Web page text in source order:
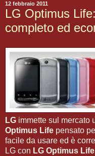
12 febbraio 2011
LG Optimus
completo ed
LG immette sul mercato
Optimus Life pensato
facile da usare ed è
LG con LG Optimus Life